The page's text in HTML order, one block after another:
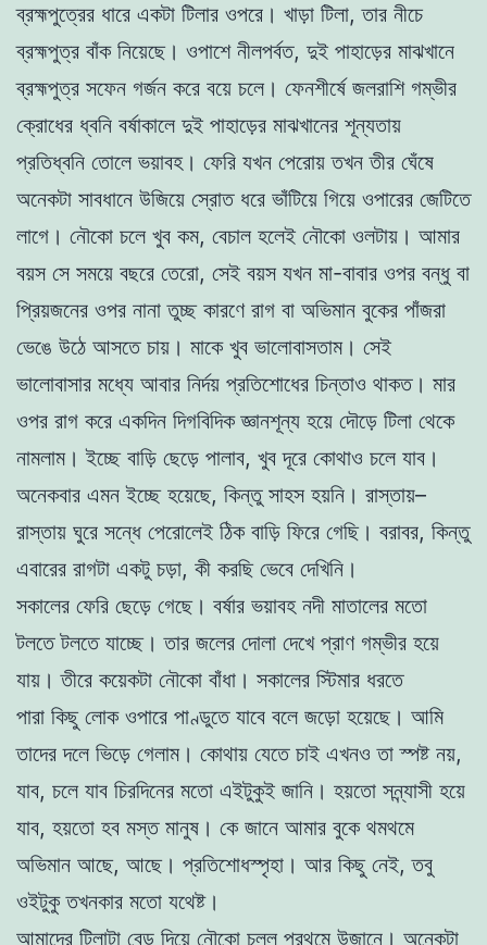
ব্রহ্মপুত্রের ধারে একটা টিলার ওপরে। খাড়া টিলা, তার নীচে
ব্রহ্মপুত্র বাঁক নিয়েছে। ওপাশে নীলপর্বত, দুই পাহাড়ের মাঝখানে
ব্রহ্মপুত্র সফেন গর্জন করে বয়ে চলে। ফেনশীর্ষে জলরাশি গম্ভীর
ক্রোধের ধ্বনি বর্ষাকালে দুই পাহাড়ের মাঝখানের শূন্যতায়
প্রতিধ্বনি তোলে ভয়াবহ। ফেরি যখন পেরোয় তখন তীর ঘেঁষে
অনেকটা সাবধানে উজিয়ে স্রোত ধরে ভাঁটিয়ে গিয়ে ওপারের জেটিতে
লাগে। নৌকো চলে খুব কম, বেচাল হলেই নৌকো ওলটায়। আমার
বয়স সে সময়ে বছরে তেরো, সেই বয়স যখন মা-বাবার ওপর বন্ধু বা
প্রিয়জনের ওপর নানা তুচ্ছ কারণে রাগ বা অভিমান বুকের পাঁজরা
ভেঙে উঠে আসতে চায়। মাকে খুব ভালোবাসতাম। সেই
ভালোবাসার মধ্যে আবার নির্দয় প্রতিশোধের চিন্তাও থাকত। মার
ওপর রাগ করে একদিন দিগবিদিক জ্ঞানশূন্য হয়ে দৌড়ে টিলা থেকে
নামলাম। ইচ্ছে বাড়ি ছেড়ে পালাব, খুব দূরে কোথাও চলে যাব।
অনেকবার এমন ইচ্ছে হয়েছে, কিন্তু সাহস হয়নি। রাস্তায়–
রাস্তায় ঘুরে সন্ধে পেরোলেই ঠিক বাড়ি ফিরে গেছি। বরাবর, কিন্তু
এবারের রাগটা একটু চড়া, কী করছি ভেবে দেখিনি।
সকালের ফেরি ছেড়ে গেছে। বর্ষার ভয়াবহ নদী মাতালের মতো
টলতে টলতে যাচ্ছে। তার জলের দোলা দেখে প্রাণ গম্ভীর হয়ে
যায়। তীরে কয়েকটা নৌকো বাঁধা। সকালের স্টিমার ধরতে
পারা কিছু লোক ওপারে পাণ্ডুতে যাবে বলে জড়ো হয়েছে। আমি
তাদের দলে ভিড়ে গেলাম। কোথায় যেতে চাই এখনও তা স্পষ্ট নয়,
যাব, চলে যাব চিরদিনের মতো এইটুকুই জানি। হয়তো সন্ন্যাসী হয়ে
যাব, হয়তো হব মস্ত মানুষ। কে জানে আমার বুকে থমথমে
অভিমান আছে, আছে। প্রতিশোধস্পৃহা। আর কিছু নেই, তবু
ওইটুকু তখনকার মতো যথেষ্ট।
আমাদের টিলাটা বেড় দিয়ে নৌকো চলল প্রথমে উজানে। অনেকটা